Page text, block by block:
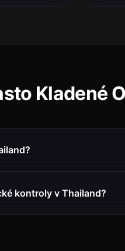
Kladené
kontroly v Thailand?